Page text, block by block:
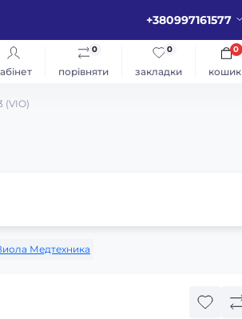
+380997161577
порівняти
0
закладки
0
кошик
0
(VIO)
Медтехника